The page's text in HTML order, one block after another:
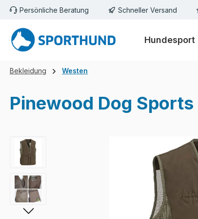
Hauptinhalt springen
Zur Suche springen
Zur Hauptnavigation springen
Persönliche Beratung Schneller Versand
Hundesport
Bekleidung Westen
Pinewood Dog
Bildergalerie überspringen